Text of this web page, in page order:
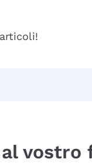
al vostro